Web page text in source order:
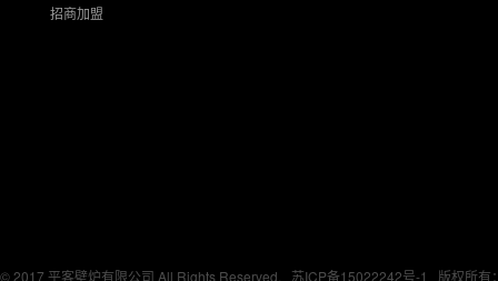
招商加盟
© 2017 平客壁炉有限公司 All Rights Reserved. 苏ICP备15022242号-1 版权所有